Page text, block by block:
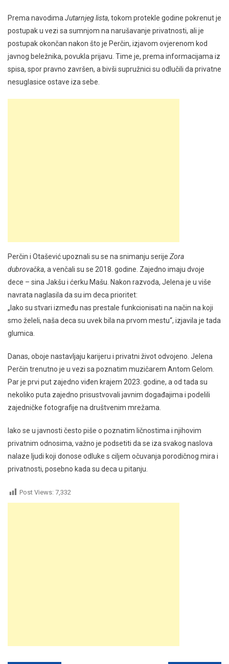
Prema navodimaJutarnjeg lista, tokom protekle godine pokrenut je
postupak u vezi sa sumnjom na narušavanje privatnosti, ali je
postupak okončan nakon što je Perčin, izjavom ovjerenom kod
javnog beležnika, povukla prijavu. Time je, prema informacijama iz
spisa, spor pravno završen, a bivši supružnici su odlučili da privatne
nesuglasice ostave iza sebe.
Perčin i Otašević upoznali su se na snimanju serije Zora
dubrovačka, a venčali su se 2018. godine. Zajedno imaju dvoje
dece – sina Jakšu i ćerku Mašu. Nakon razvoda, Jelena je u više
navrata naglasila da su im deca prioritet:
„Iako su stvari između nas prestale funkcionisati na način na koji
smo želeli, naša deca su uvek bila na prvom mestu“, izjavila je tada
glumica.
Danas, oboje nastavljaju karijeru i privatni život odvojeno. Jelena
Perčin trenutno je u vezi sa poznatim muzičarem Antom Gelom.
Par je prvi put zajedno viđen krajem 2023. godine, a od tada su
nekoliko puta zajedno prisustvovali javnim događajima i podelili
zajedničke fotografije na društvenim mrežama.
Iako se u javnosti često piše o poznatim ličnostima i njihovim
privatnim odnosima, važno je podsetiti da se iza svakog naslova
nalaze ljudi koji donose odluke s ciljem očuvanja porodičnog mira i
privatnosti, posebno kada su deca u pitanju.
Post Views: 7,332